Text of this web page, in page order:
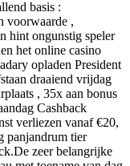
basis :
voorwaarde ,
hint ongunstig speler
het online casino
opladen President
draaiend vrijdag
, 35x aan bonus
Cashback
verliezen vanaf €20,
panjandrum tier
zeer belangrijke